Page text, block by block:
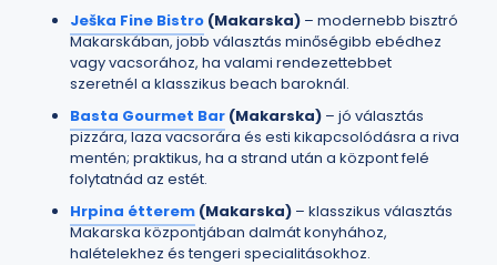
Ješka Fine Bistro (Makarska) – modernebb bisztró
Makarskában, jobb választás minőségibb ebédhez
vagy vacsorához, ha valami rendezettebbet
szeretnél a klasszikus beach baroknál.
Basta Gourmet Bar (Makarska) – jó választás
pizzára, laza vacsorára és esti kikapcsolódásra a riva
mentén; praktikus, ha a strand után a központ felé
folytatnád az estét.
Hrpina étterem (Makarska) – klasszikus választás
Makarska központjában dalmát konyhához,
halételekhez és tengeri specialitásokhoz.